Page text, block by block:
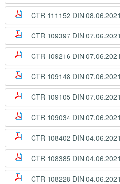
CTR 111152 DIN 08.06.2021
CTR 109397 DIN 07.06.2021
CTR 109216 DIN 07.06.2021
CTR 109148 DIN 07.06.2021
CTR 109105 DIN 07.06.2021
CTR 109034 DIN 07.06.2021
CTR 108402 DIN 04.06.2021
CTR 108385 DIN 04.06.2021
CTR 108228 DIN 04.06.2021